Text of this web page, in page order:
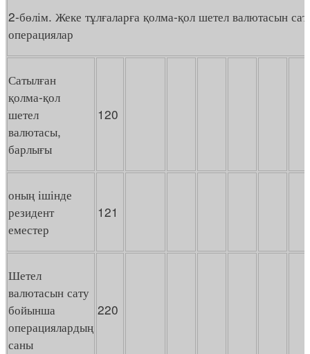
2-бөлім. Жеке тұлғаларға қолма-қол шетел валютасын
операциялар
Сатылған
қолма-қол
шетел
валютасы,
барлығы
120
оның ішінде
резидент
еместер
121
Шетел
валютасын сату
бойынша
операциялардың
саны
220